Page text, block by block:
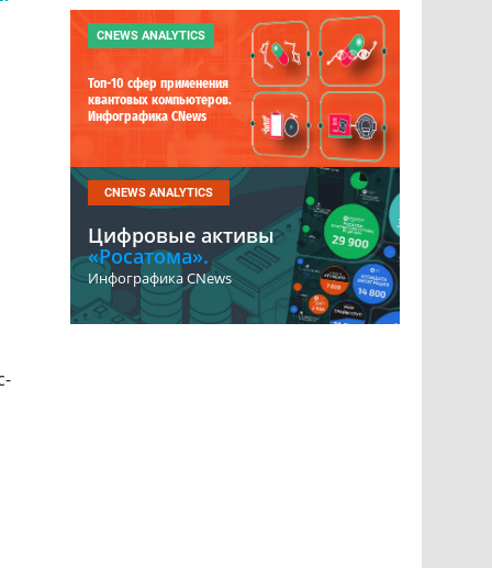
CNEWS ANALYTICS
Топ-10 сфер применения
квантовых компьютеров.
Инфографика CNews
CNEWS ANALYTICS
Цифровые активы
«Росатома».
Инфографика CNews